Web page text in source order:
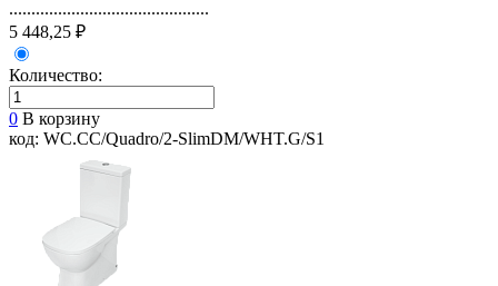
.............................................
5 448,25 ₽
Количество:
0 В корзину
код: WC.CC/Quadro/2-SlimDM/WHT.G/S1